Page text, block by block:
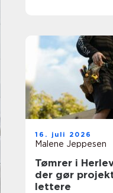
16. juli 2026
Malene Jeppesen
Tømrer i
der gør
lettere